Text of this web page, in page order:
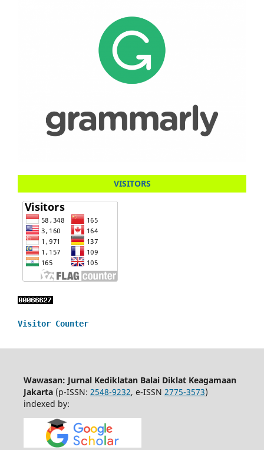
VISITORS
Visitor Counter
Wawasan: Jurnal Kediklatan Balai Diklat Keagamaan
Jakarta(p-ISSN: 2548-9232, e-ISSN 2775-3573)
indexed by: